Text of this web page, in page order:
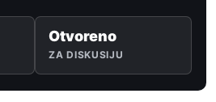
Otvoreno
ZA DISKUSIJU